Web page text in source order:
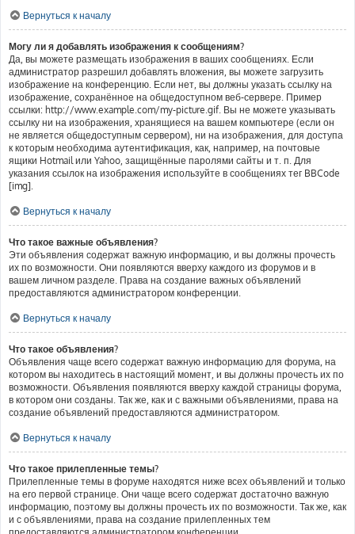
Вернуться к началу
Могу ли я добавлять изображения к сообщениям?
Да, вы можете размещать изображения в ваших сообщениях. Если
администратор разрешил добавлять вложения, вы можете загрузить
изображение на конференцию. Если нет, вы должны указать ссылку на
изображение, сохранённое на общедоступном веб-сервере. Пример
ссылки: http://www.example.com/my-picture.gif. Вы не можете указывать
ссылку ни на изображения, хранящиеся на вашем компьютере (если он
не является общедоступным сервером), ни на изображения, для доступа
к которым необходима аутентификация, как, например, на почтовые
ящики Hotmail или Yahoo, защищённые паролями сайты и т. п. Для
указания ссылок на изображения используйте в сообщениях тег BBCode
[img].
Вернуться к началу
Что такое важные объявления?
Эти объявления содержат важную информацию, и вы должны прочесть
их по возможности. Они появляются вверху каждого из форумов и в
вашем личном разделе. Права на создание важных объявлений
предоставляются администратором конференции.
Вернуться к началу
Что такое объявления?
Объявления чаще всего содержат важную информацию для форума, на
котором вы находитесь в настоящий момент, и вы должны прочесть их по
возможности. Объявления появляются вверху каждой страницы форума,
в котором они созданы. Так же, как и с важными объявлениями, права на
создание объявлений предоставляются администратором.
Вернуться к началу
Что такое прилепленные темы?
Прилепленные темы в форуме находятся ниже всех объявлений и только
на его первой странице. Они чаще всего содержат достаточно важную
информацию, поэтому вы должны прочесть их по возможности. Так же, как
и с объявлениями, права на создание прилепленных тем